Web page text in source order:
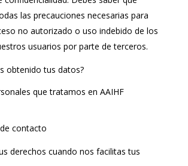
las precauciones necesarias para
no autorizado o uso indebido de los
usuarios por parte de terceros.
obtenido tus datos?
que tratamos en AAIHF
contacto
derechos cuando nos facilitas tus